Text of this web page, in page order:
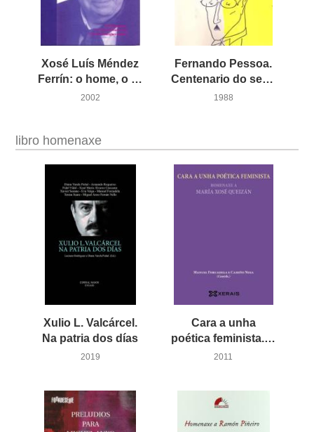
Xosé Luís Méndez
Ferrín: o home, o escritor
2002
Fernando Pessoa.
Centenario do seu nascimento
1988
libro homenaxe
Xulio L. Valcárcel.
Na patria dos días
2019
Cara a unha
poética feminista. Homenaxe a María Xosé Queizán
2011